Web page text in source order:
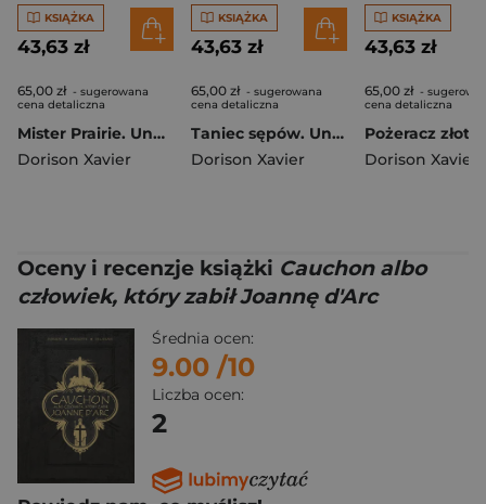
KSIĄŻKA
43,63 zł
65,00 zł - sugerowana
cena detaliczna
Mister Prairie. Undertaker. Tom (okładka A)
Dorison Xavier
KSIĄŻKA
43,63 zł
65,00 zł - sugerowana
cena detaliczna
Taniec sępów. Undertaker. Tom 2 wyd. 2
Dorison Xavier
KSIĄŻKA
43,63 zł
65,00 zł -
cena detaliczna
Dorison Xavier
Oceny i recenzje książki Cauchon albo
człowiek, który zabił Joannę d'Arc
Średnia ocen:
9.00 /10
Liczba ocen:
2